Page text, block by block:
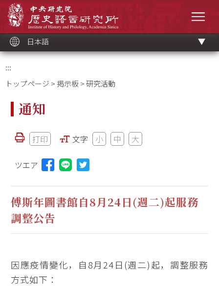
ッ
ク
日本語
:::
トップページ >掲示板> 研究活動
通知
打印 文字 小 中 大
ツエア Lineに投稿する(新しいウィンドウを開く)
傅斯年圖書館自8月24日(週二)起服務
調整公告
因應疫情變化，自8月24日(週二)起，調整服務
方式如下：